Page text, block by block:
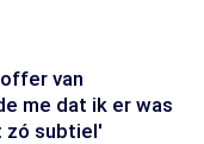
van
me dat ik er was
zó subtiel'